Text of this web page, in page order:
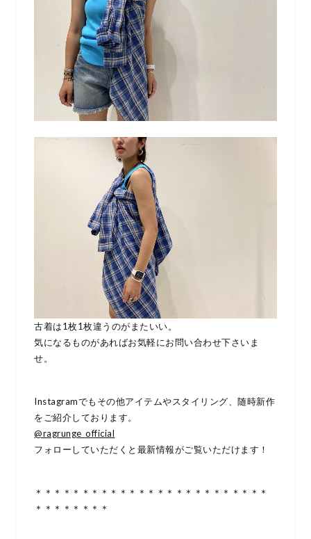
古着は1枚1枚違うのがまたいい。
気になるものがあればお気軽にお問い合わせ下さいま
せ。
Instagramでもその他アイテムやスタイリング、随時新作
をご紹介しております。
@ragrunge_official
フォローしていただくと最新情報がご覧いただけます！
＊＊＊＊＊＊＊＊＊＊＊＊＊＊＊＊＊＊＊＊＊＊＊＊＊
＊＊＊＊＊＊＊＊